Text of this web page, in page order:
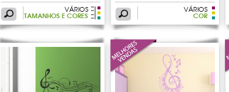
VÁRIOS
TAMANHOS E CORES
VÁRIOS
COR